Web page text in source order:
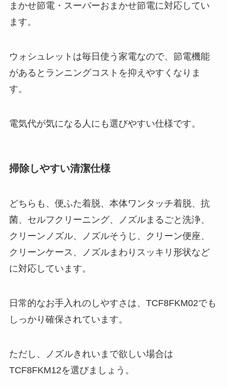
まかせ節電・スーパーおまかせ節電に対応してい
ます。
ウォシュレットは毎日使う家電なので、節電機能
があるとランニングコストを抑えやすくなりま
す。
電気代が気になる人にも選びやすい仕様です。
掃除しやすい清潔仕様
どちらも、便ふた着脱、本体ワンタッチ着脱、抗
菌、セルフクリーニング、ノズルまるごと洗浄、
クリーンノズル、ノズルそうじ、クリーン便座、
クリーンケース、ノズルまわりスッキリ形状など
に対応しています。
日常的なお手入れのしやすさは、TCF8FKM02でも
しっかり確保されています。
ただし、ノズルきれいまで欲しい場合は
TCF8FKM12を選びましょう。